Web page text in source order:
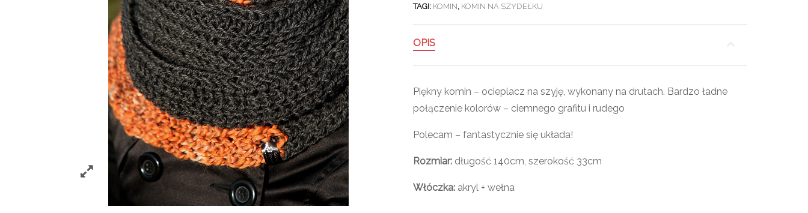
TAGI: KOMIN, KOMIN NA SZYDEŁKU
OPIS
Piękny komin – ocieplacz na szyję, wykonany na drutach. Bardzo ładne
połączenie kolorów – ciemnego grafitu i rudego
Polecam – fantastycznie się układa!
Rozmiar: długość 140cm, szerokość 33cm
Włóczka: akryl + wełna